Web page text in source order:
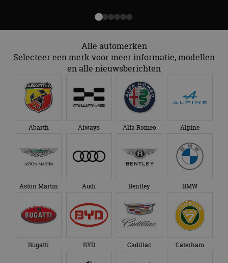
Alle automerken
Selecteer een merk voor meer informatie, modellen
en alle nieuwsberichten
Abarth Aiways Alfa Romeo Alpine
Aston Martin Audi Bentley BMW
Bugatti BYD Cadillac Caterham